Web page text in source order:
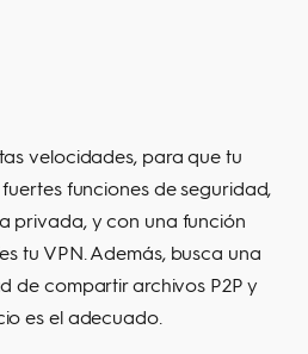
velocidades, para que tu
funciones de seguridad,
privada, y con una función
tu VPN. Además, busca una
de compartir archivos P2P y
es el adecuado.